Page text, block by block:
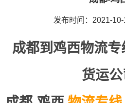
发布时间：2021-
成都到鸡西物流
货运公